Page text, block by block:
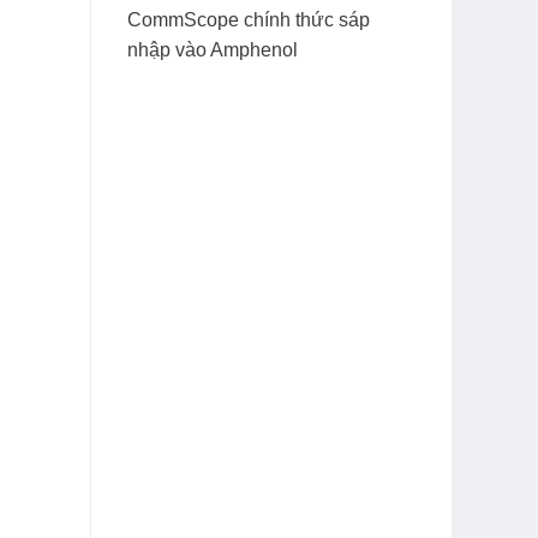
CommScope chính thức sáp
nhập vào Amphenol